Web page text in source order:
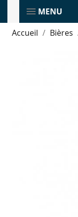
MENU
Accueil
Bières